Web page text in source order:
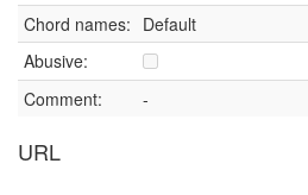
Chord names: Default
Abusive:
Comment:
-
URL